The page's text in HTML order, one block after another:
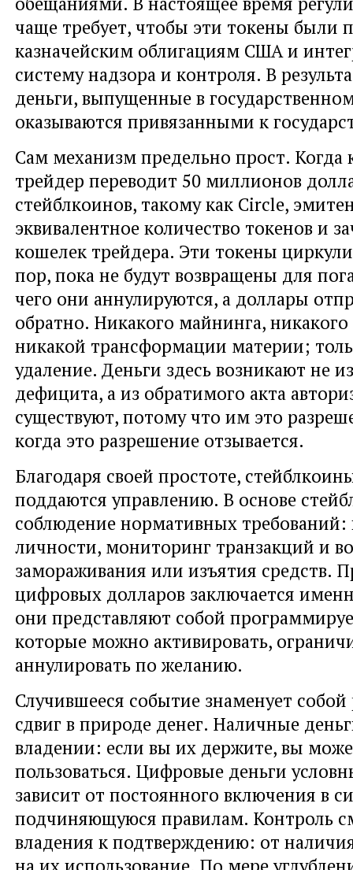
чаще требует, чтобы эти токены были
казначейским облигациям США и
систему надзора и контроля. В
деньги, выпущенные в
оказываются привязанными к
Сам механизм предельно прост. Когда
трейдер переводит 50 миллионов
стейблкоинов, такому как Circle,
эквивалентное количество токенов и
кошелек трейдера. Эти токены
пор, пока не будут возвращены для
чего они аннулируются, а доллары
обратно. Никакого майнинга, никакого
никакой трансформации материи;
удаление. Деньги здесь возникают не
дефицита, а из обратимого акта
существуют, потому что им это
когда это разрешение отзывается.
Благодаря своей простоте,
поддаются управлению. В основе
соблюдение нормативных требований:
личности, мониторинг транзакций и
замораживания или изъятия средств.
цифровых долларов заключается
они представляют собой
которые можно активировать,
аннулировать по желанию.
Случившееся событие знаменует
сдвиг в природе денег. Наличные
владении: если вы их держите, вы
пользоваться. Цифровые деньги
зависит от постоянного включения в
подчиняющуюся правилам. Контроль
владения к подтверждению: от
на их использование. По мере